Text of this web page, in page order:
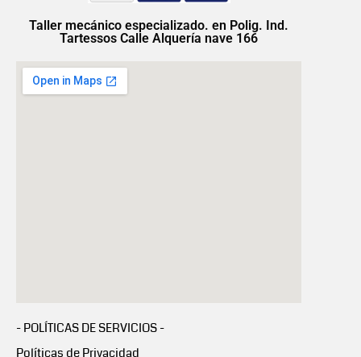
Taller mecánico especializado. en Polig. Ind.
Tartessos Calle Alquería nave 166
- POLÍTICAS DE SERVICIOS -
Políticas de Privacidad